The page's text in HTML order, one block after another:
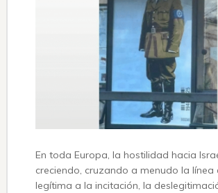
En toda Europa, la hostilidad hacia
creciendo, cruzando a menudo la línea
legítima a la incitación, la